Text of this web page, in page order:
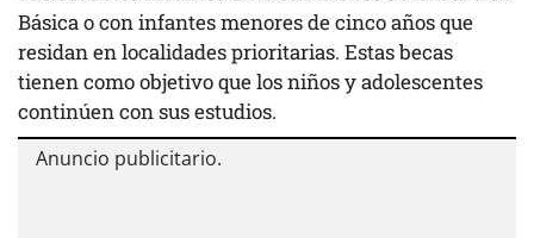
Básica o con infantes menores de cinco años que
residan en localidades prioritarias. Estas becas
tienen como objetivo que los niños y adolescentes
continúen con sus estudios.